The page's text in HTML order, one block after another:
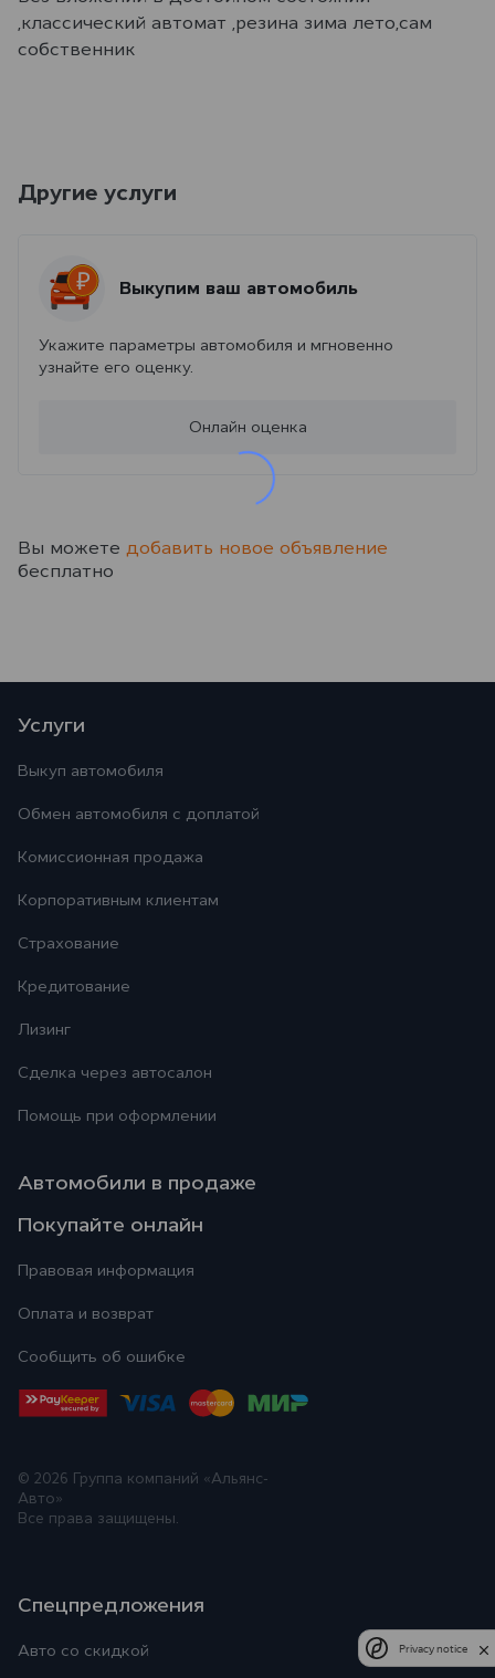
,классический автомат ,резина зима лето,сам
собственник
Другие услуги
Выкупим ваш автомобиль
Укажите параметры автомобиля и мгновенно
узнайте его оценку.
Онлайн оценка
Вы можете добавить новое объявление
бесплатно
Автомобили в продаже
Покупайте онлайн
Правовая информация
Оплата и возврат
Сообщить об ошибке
© 2026 Группа компаний «Альянс-
Авто»
Все права защищены.
Спецпредложения
Авто со скидкой
Услуги
Выкуп автомобиля
Обмен автомобиля с доплатой
Комиссионная продажа
Корпоративным клиентам
Страхование
Кредитование
Лизинг
Сделка через автосалон
Помощь при оформлении
Privacy notice